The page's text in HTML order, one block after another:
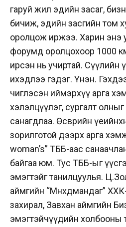
гаруй жил эдийн засаг,
бичиж, эдийн засгийн том
оролцож иржээ. Харин энэ
форумд оролцохоор 1000
ирсэн нь учиртай. Сүүлийн
ихэдлээ гэдэг. Үнэн.
чиглэсэн иймэрхүү арга
хэлэлцүүлэг, сургалт
санагдлаа. Өсвөрийн
зорилготой дээрх арга
woman’s” ТББ-аас
байгаа юм. Тус ТББ-ыг
эмэгтэйг танилцуулья.
аймгийн “Мөнхөдмандаг”
захирал, Завхан аймгийн
эмэгтэйчүүдийн холбооны